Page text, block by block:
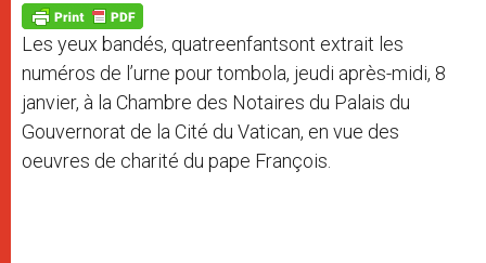
p
p
g
e
r
o
k
Les yeux bandés, quatreenfantsont extrait les
numéros de l’urne pour tombola, jeudi après-midi, 8
janvier, à la Chambre des Notaires du Palais du
Gouvernorat de la Cité du Vatican, en vue des
oeuvres de charité du pape François.